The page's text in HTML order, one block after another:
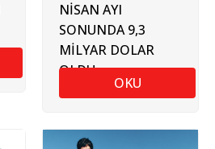
NİSAN AYI
SONUNDA 9,3
MİLYAR DOLAR
OLDU
OKU